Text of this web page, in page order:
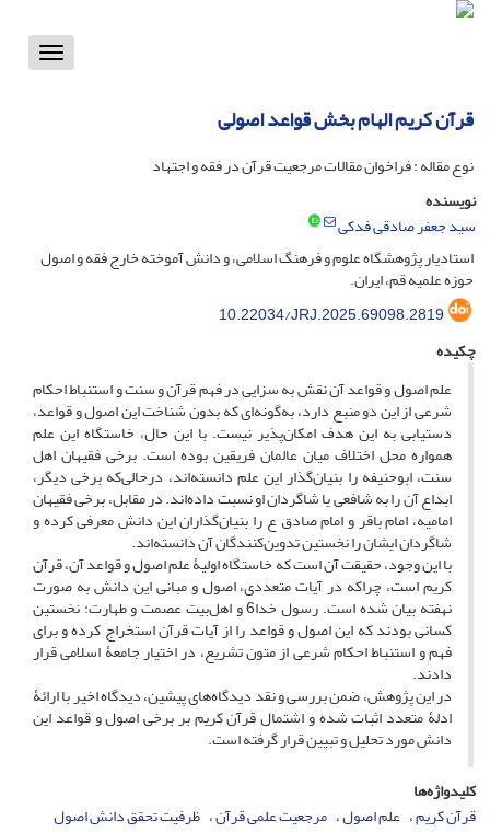
Toggle
قرآن کریم الهام بخش قواعد اصولی
نوع مقاله : فراخوان مقالات مرجعیت قرآن در فقه و اجتهاد
نویسنده
سید جعفر صادقی فدکی
استادیار پژوهشگاه علوم و فرهنگ اسلامی، و دانش آموخته خارج فقه و اصول
حوزه علمیه قم، ایران.
10.22034/JRJ.2025.69098.2819
چکیده
علم اصول و قواعد آن نقش به سزایی در فهم قرآن و سنت و استنباط احکام
شرعی از این دو منبع دارد، به‌گونه‌ای که بدون شناخت این اصول و قواعد،
دستیابی به این هدف امکان‌پذیر نیست. با این حال، خاستگاه این علم
همواره محل اختلاف میان عالمان فریقین بوده است. برخی فقیهان اهل
سنت، ابوحنیفه را بنیان‌گذار این علم دانسته‌اند، در‌حالی‌که برخی دیگر،
ابداع آن را به شافعی یا شاگردان او نسبت داده‌اند. در مقابل، برخی فقیهان
امامیه، امام باقر و امام صادق ع را بنیان‌گذاران این دانش معرفی کرده و
شاگردان ایشان را نخستین تدوین‌کنندگان آن دانسته‌اند.
با این وجود، حقیقت آن است که خاستگاه اولیۀ علم اصول و قواعد آن، قرآن
کریم است، چراکه در آیات متعددی، اصول و مبانی این دانش به صورت
نهفته بیان شده است. رسول خدا6 و اهل‌بیت عصمت و طهارت: نخستین
کسانی بودند که این اصول و قواعد را از آیات قرآن استخراج کرده و برای
فهم و استنباط احکام شرعی از متون تشریع، در اختیار جامعۀ اسلامی قرار
دادند.
در این پژوهش، ضمن بررسی و نقد دیدگاه‌های پیشین، دیدگاه اخیر با ارائۀ
ادلۀ متعدد اثبات شده و اشتمال قرآن کریم بر برخی اصول و قواعد این
دانش مورد تحلیل و تبیین قرار گرفته است.
کلیدواژه‌ها
قرآن کریم علم اصول مرجعیت علمی قرآن ظرفیت تحقق دانش اصول